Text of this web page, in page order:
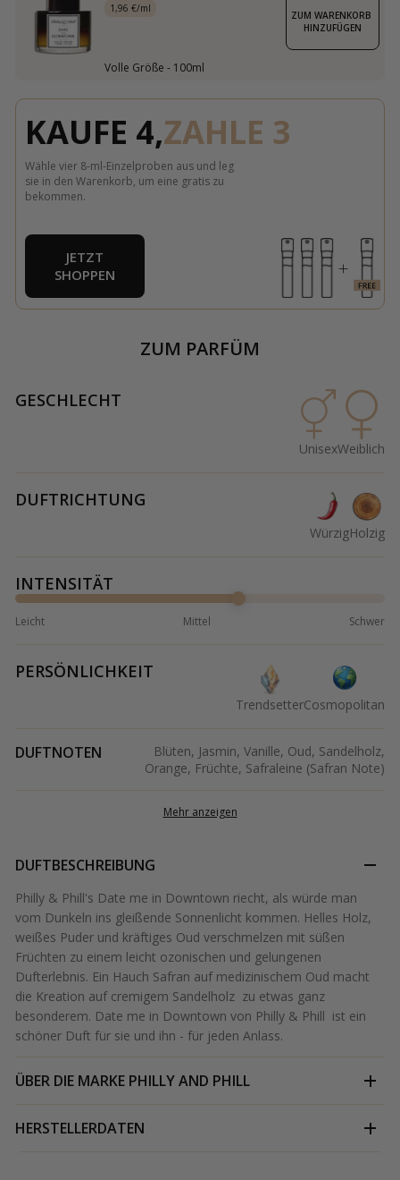
1,96 €/ml
Volle Größe - 100ml
ZUM WARENKORB
HINZUFÜGEN
KAUFE 4,ZAHLE 3
Wähle vier 8-ml-Einzelproben aus und leg
sie in den Warenkorb, um eine gratis zu
bekommen.
JETZT
SHOPPEN
ZUM PARFÜM
GESCHLECHT
UnisexWeiblich
DUFTRICHTUNG
WürzigHolzig
INTENSITÄT
Leicht Mittel Schwer
PERSÖNLICHKEIT
TrendsetterCosmopolitan
DUFTNOTEN
Blüten, Jasmin, Vanille, Oud, Sandelholz,
Orange, Früchte, Safraleine (Safran Note)
Mehr anzeigen
DUFTBESCHREIBUNG
Philly & Phill's Date me in Downtown riecht, als würde man
vom Dunkeln ins gleißende Sonnenlicht kommen. Helles Holz,
weißes Puder und kräftiges Oud verschmelzen mit süßen
Früchten zu einem leicht ozonischen und gelungenen
Dufterlebnis. Ein Hauch Safran auf medizinischem Oud macht
die Kreation auf cremigem Sandelholz zu etwas ganz
besonderem. Date me in Downtown von Philly & Phill ist ein
schöner Duft für sie und ihn - für jeden Anlass.
ÜBER DIE MARKE PHILLY AND PHILL
HERSTELLERDATEN